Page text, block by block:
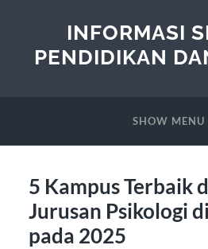
INFORMASI
PENDIDIKAN
SHOW MENU
5 Kampus Terbaik
Jurusan Psikologi
pada 2025